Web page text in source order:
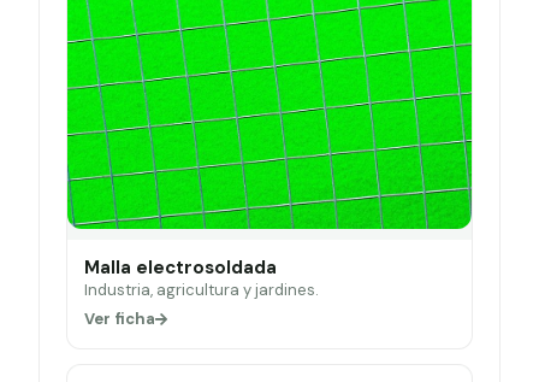
Malla electrosoldada
Industria, agricultura y jardines.
Ver ficha